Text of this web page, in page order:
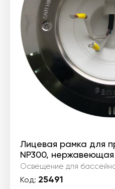
Лицевая рамка для
NP300, нержавеющая
Освещение для
Код: 25491